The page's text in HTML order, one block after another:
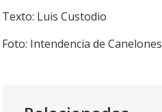
Texto: Luis Custodio
Foto: Intendencia de Canelones